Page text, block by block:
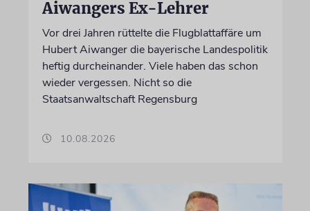
Aiwangers Ex-Lehrer
Vor drei Jahren rüttelte die Flugblattaffäre um
Hubert Aiwanger die bayerische Landespolitik
heftig durcheinander. Viele haben das schon
wieder vergessen. Nicht so die
Staatsanwaltschaft Regensburg
10.08.2026